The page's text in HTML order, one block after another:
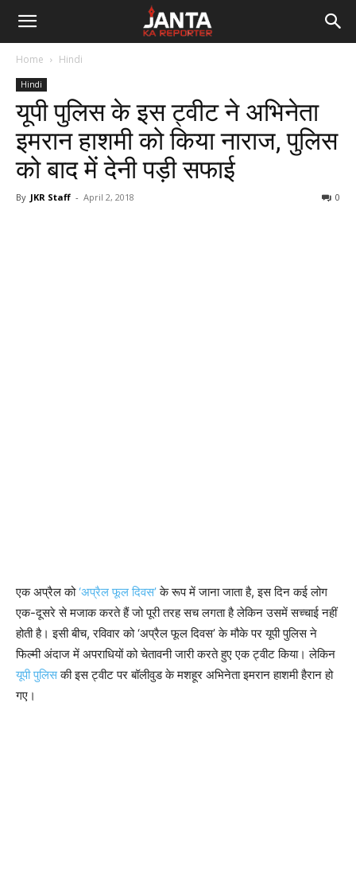
Janta
Reporter
Home Hindi
Hindi
यूपी पुलिस के इस ट्वीट ने अभिनेता
इमरान हाशमी को किया नाराज, पुलिस
को बाद में देनी पड़ी सफाई
By JKR Staff - April 2, 2018 0
एक अप्रैल को‘अप्रैल फूल दिवस’के रूप में जाना जाता है, इस दिन कई लोग
एक-दूसरे से मजाक करते हैं जो पूरी तरह सच लगता है लेकिन उसमें सच्चाई नहीं
होती है। इसी बीच, रविवार को ‘अप्रैल फूल दिवस’ के मौके पर यूपी पुलिस ने
फिल्मी अंदाज में अपराधियों को चेतावनी जारी करते हुए एक ट्वीट किया। लेकिन
यूपी पुलिसकी इस ट्वीट पर बॉलीवुड के मशहूर अभिनेता इमरान हाशमी हैरान हो
गए।